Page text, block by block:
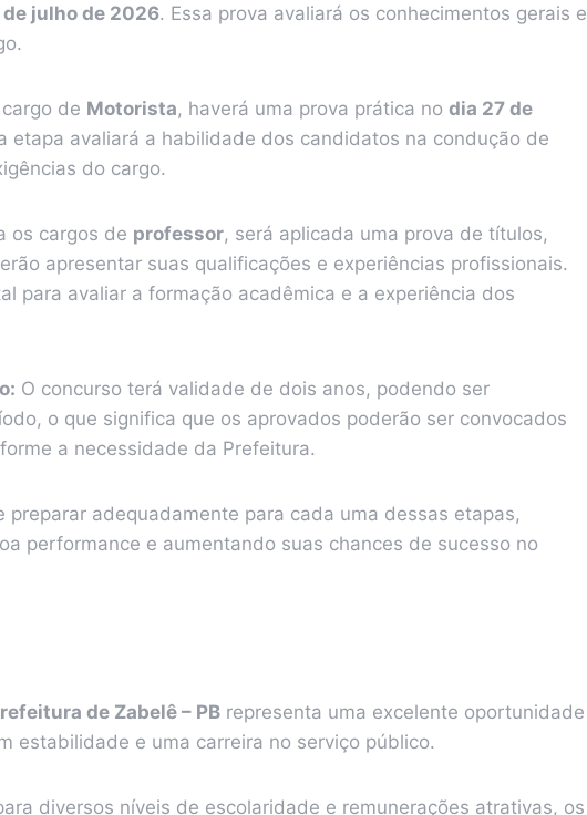
julho de 2026. Essa prova avaliará os conhecimentos gerais e
de Motorista, haverá uma prova prática no dia 27 de
etapa avaliará a habilidade dos candidatos na condução de
do cargo.
os cargos de professor, será aplicada uma prova de títulos,
apresentar suas qualificações e experiências profissionais.
para avaliar a formação acadêmica e a experiência dos
O concurso terá validade de dois anos, podendo ser
o que significa que os aprovados poderão ser convocados
a necessidade da Prefeitura.
preparar adequadamente para cada uma dessas etapas,
performance e aumentando suas chances de sucesso no
de Zabelê – PB representa uma excelente oportunidade
estabilidade e uma carreira no serviço público.
diversos níveis de escolaridade e remunerações atrativas, os